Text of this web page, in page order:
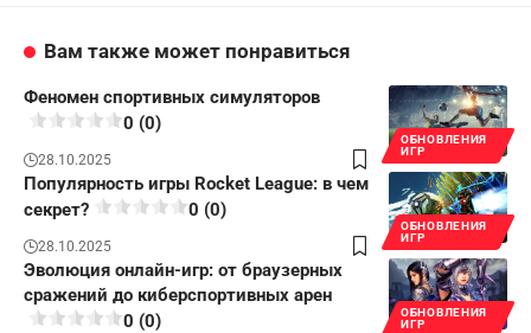
Вам также может понравиться
ОБНОВЛЕНИЯ
ИГР
Феномен спортивных симуляторов
0 (0)
28.10.2025
ОБНОВЛЕНИЯ
ИГР
Популярность игры Rocket League: в чем
секрет?
0 (0)
28.10.2025
ОБНОВЛЕНИЯ
ИГР
Эволюция онлайн-игр: от браузерных
сражений до киберспортивных арен
0 (0)